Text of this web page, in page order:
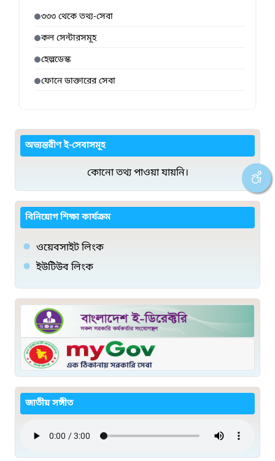
৩৩৩ থেকে তথ্য-সেবা
কল সেন্টারসমূহ
হেল্পডেস্ক
ফোনে ডাক্তারের সেবা
অভ্যন্তরীণ ই-সেবাসমূহ
কোনো তথ্য পাওয়া যায়নি।
বিনিয়োগ শিক্ষা কার্যক্রম
ওয়েবসাইট লিংক
ইউটিউব লিংক
জাতীয় সঙ্গীত